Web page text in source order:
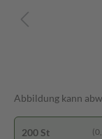
Abbildung kann
200 St